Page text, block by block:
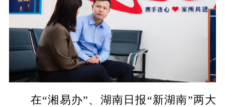
在“湘易办”、湖南日报“新湖南”两大